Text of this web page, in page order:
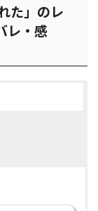
た」のレ
レ・感